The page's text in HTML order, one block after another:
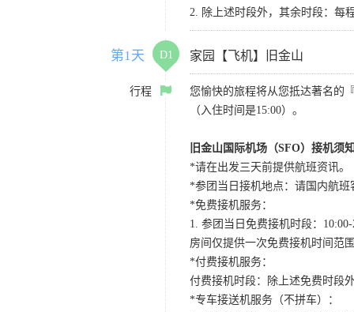
2. 除上述时段外，其余时段：每
第1天 D1 家园【飞机】旧金山
行程
您愉快的旅程将从您抵达著名的
（入住时间是15:00）。
旧金山国际机场（SFO）接机须
*请在出发三天前提供航班资讯。
*参团当日接机地点：请国内航班
*免费接机服务：
1. 参团当日免费接机时段：
房间仅提供一次免费接机时间范
*付费接机服务：
付费接机时段：除上述免费时段
*专车接送机服务（不拼车）：